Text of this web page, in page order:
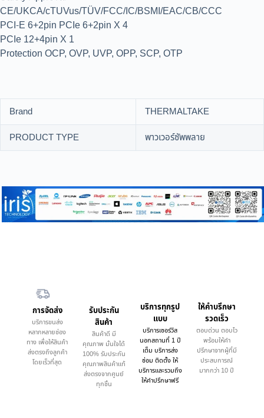
CE/UKCA/cTUVus/TÜV/FCC/IC/BSMI/EAC/CB/CCC
PCI-E 6+2pin PCIe 6+2pin X 4
PCIe 12+4pin X 1
Protection OCP, OVP, UVP, OPP, SCP, OTP
Brand
THERMALTAKE
PRODUCT TYPE
พาวเวอร์ซัพพลาย
การจัดส่ง
บริการขนส่ง
หลากหลายช่อง
ทาง เพื่อให้สินค้า
ส่งตรงถึงลูกค้า
โดยเร็วที่สุด
รับประกัน
สินค้า
สินค้าดี มี
คุณภาพ มั่นใจได้
100% รับประกัน
คุณภาพสินค้าแท้
ส่งตรงจากศูนย์
ทุกชิ้น
บริการทุกรูป
แบบ
บริการเซอร์วิส
นอกสถานที่ 1 ปี
เต็ม บริการส่ง
ซ่อม ติดตั้ง ให้
บริการและรวมถึง
ให้คำปรึกษาฟรี
ให้คำบรึกษา
รวดเร็ว
ตอบด่วน ตอบไว
พร้อมให้คำ
ปรึกษาจากผู้ที่มี
ประสบการณ์
มากกว่า 10 ปี